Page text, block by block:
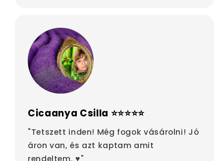
Cicaanya Csilla ⭐⭐⭐⭐⭐
"Tetszett inden! Még fogok vásárolni! Jó
áron van, és azt kaptam amit
rendeltem. ♥"